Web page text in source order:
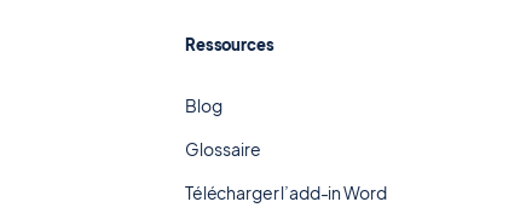
Ressources
Blog
Glossaire
Télécharger l’add-in Word